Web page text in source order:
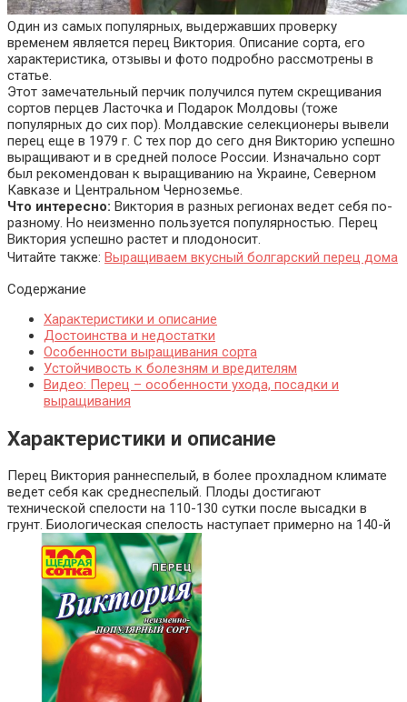
Один из самых популярных, выдержавших проверку
временем является перец Виктория. Описание сорта, его
характеристика, отзывы и фото подробно рассмотрены в
статье.
Этот замечательный перчик получился путем скрещивания
сортов перцев Ласточка и Подарок Молдовы (тоже
популярных до сих пор). Молдавские селекционеры вывели
перец еще в 1979 г. С тех пор до сего дня Викторию успешно
выращивают и в средней полосе России. Изначально сорт
был рекомендован к выращиванию на Украине, Северном
Кавказе и Центральном Черноземье.
Что интересно: Виктория в разных регионах ведет себя по-
разному. Но неизменно пользуется популярностью. Перец
Виктория успешно растет и плодоносит.
Читайте также: Выращиваем вкусный болгарский перец дома
Содержание
Характеристики и описание
Достоинства и недостатки
Особенности выращивания сорта
Устойчивость к болезням и вредителям
Видео: Перец – особенности ухода, посадки и
выращивания
Характеристики и описание
Перец Виктория раннеспелый, в более прохладном климате
ведет себя как среднеспелый. Плоды достигают
технической спелости на 110-130 сутки после высадки в
грунт. Биологическая спелость наступает примерно на 140-й